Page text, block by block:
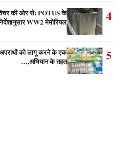
4
की ओर से: POTUS के
WW2 मेमोरियल…
5
अपराधों को लागू करने के एक
अभियान के तहत,…